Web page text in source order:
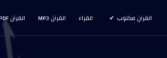
القرآن مكتوب القراء القرآن MP3 القرآن PDF